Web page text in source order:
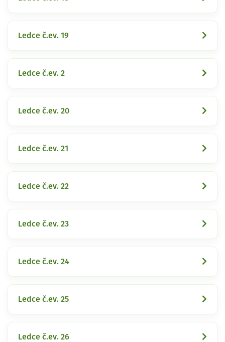
Ledce č.ev. 19
Ledce č.ev. 2
Ledce č.ev. 20
Ledce č.ev. 21
Ledce č.ev. 22
Ledce č.ev. 23
Ledce č.ev. 24
Ledce č.ev. 25
Ledce č.ev. 26